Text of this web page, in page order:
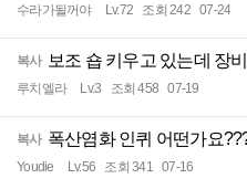
수라가될꺼야 Lv.72 조회 242 07-24
복사 보조 숍 키우고 있는데 장
루치엘라 Lv.3 조회 458 07-19
복사 폭산염화 인퀴 어떤가요
Youdie Lv.56 조회 341 07-16